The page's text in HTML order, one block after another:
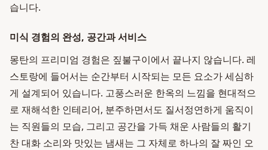
습니다.
미식 경험의 완성, 공간과 서비스
몽탄의 프리미엄 경험은 짚불구이에서 끝나지 않습니다. 레
스토랑에 들어서는 순간부터 시작되는 모든 요소가 세심하
게 설계되어 있습니다. 고풍스러운 한옥의 느낌을 현대적으
로 재해석한 인테리어, 분주하면서도 질서정연하게 움직이
는 직원들의 모습, 그리고 공간을 가득 채운 사람들의 활기
찬 대화 소리와 맛있는 냄새는 그 자체로 하나의 잘 짜인 오